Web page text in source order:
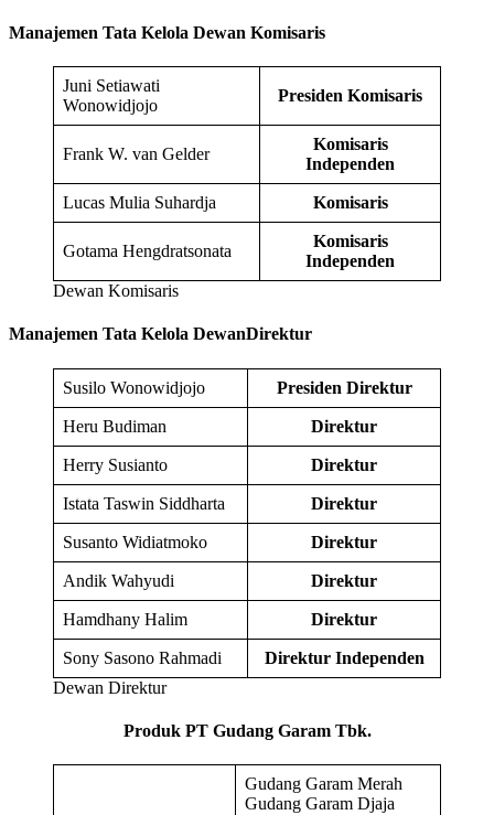
Manajemen Tata Kelola Dewan Komisaris
Juni Setiawati
Wonowidjojo
Presiden Komisaris
Frank W. van Gelder
Komisaris
Independen
Lucas Mulia Suhardja Komisaris
Gotama Hengdratsonata
Komisaris
Independen
Dewan Komisaris
Manajemen Tata Kelola DewanDirektur
Susilo Wonowidjojo Presiden Direktur
Heru Budiman Direktur
Herry Susianto Direktur
Istata Taswin Siddharta Direktur
Susanto Widiatmoko Direktur
Andik Wahyudi Direktur
Hamdhany Halim Direktur
Sony Sasono Rahmadi
Direktur Independen
Dewan Direktur
Produk PT Gudang Garam Tbk.
Gudang Garam Merah
Gudang Garam Djaja